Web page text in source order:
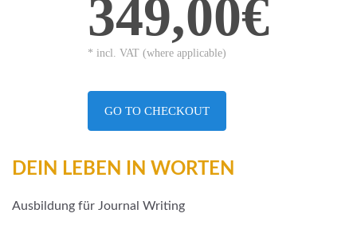
349,00€
* incl. VAT (where applicable)
GO TO CHECKOUT
DEIN LEBEN IN WORTEN
Ausbildung für Journal Writing